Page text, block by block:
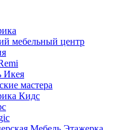
мебельный центр
Икея
мастера
Кидс